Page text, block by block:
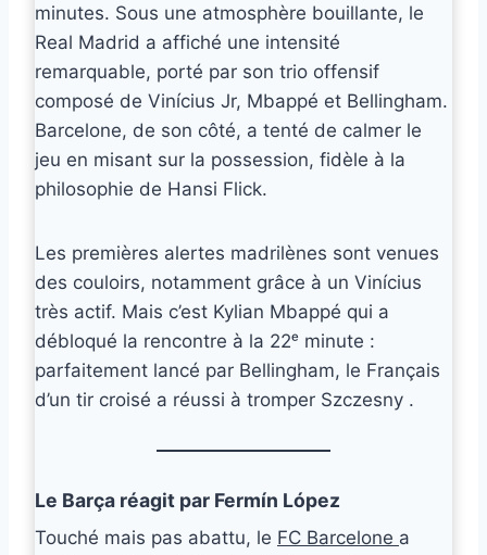
minutes. Sous une atmosphère bouillante, le
Real Madrid a affiché une intensité
remarquable, porté par son trio offensif
composé de Vinícius Jr, Mbappé et Bellingham.
Barcelone, de son côté, a tenté de calmer le
jeu en misant sur la possession, fidèle à la
philosophie de Hansi Flick.
Les premières alertes madrilènes sont venues
des couloirs, notamment grâce à un Vinícius
très actif. Mais c’est Kylian Mbappé qui a
débloqué la rencontre à la 22ᵉ minute :
parfaitement lancé par Bellingham, le Français
d’un tir croisé a réussi à tromper Szczesny .
Le Barça réagit par Fermín López
Touché mais pas abattu, le FC Barcelone a